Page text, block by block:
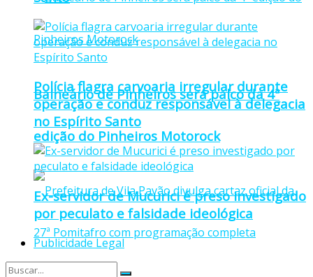
Balneário de Pinheiros será palco da 4ª
edição do Pinheiros Motorock
Polícia flagra carvoaria irregular durante
operação e conduz responsável à delegacia
no Espírito Santo
Ex-servidor de Mucurici é preso investigado
por peculato e falsidade ideológica
Publicidade Legal